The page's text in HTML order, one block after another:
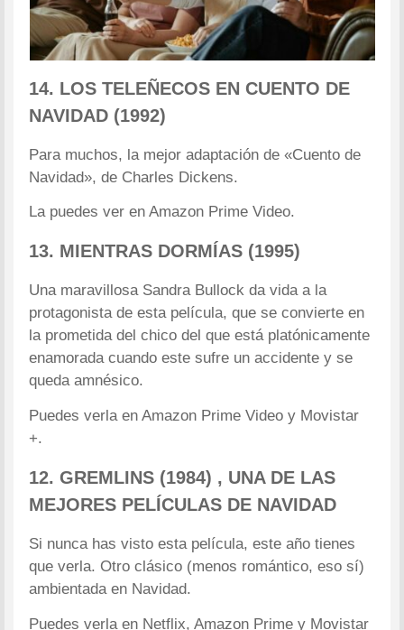
14. LOS TELEÑECOS EN CUENTO DE
NAVIDAD (1992)
Para muchos, la mejor adaptación de «Cuento de
Navidad», de Charles Dickens.
La puedes ver en Amazon Prime Video.
13. MIENTRAS DORMÍAS (1995)
Una maravillosa Sandra Bullock da vida a la
protagonista de esta película, que se convierte en
la prometida del chico del que está platónicamente
enamorada cuando este sufre un accidente y se
queda amnésico.
Puedes verla en Amazon Prime Video y Movistar
+.
12. GREMLINS (1984) , UNA DE LAS
MEJORES PELÍCULAS DE NAVIDAD
Si nunca has visto esta película, este año tienes
que verla. Otro clásico (menos romántico, eso sí)
ambientada en Navidad.
Puedes verla en Netflix, Amazon Prime y Movistar